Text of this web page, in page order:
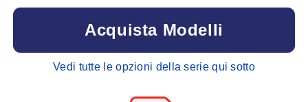
Acquista Modelli
Vedi tutte le opzioni della serie qui sotto